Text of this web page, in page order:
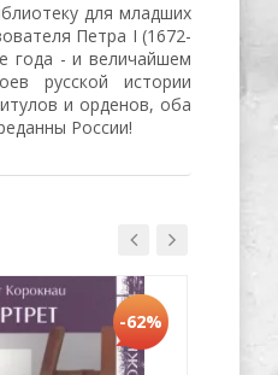
для младших
Петра I (1672-
года - и величайшем
русской истории
и орденов, оба
России!
-62%